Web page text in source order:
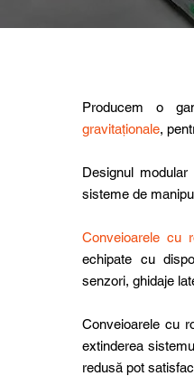
Producem o
gravitaționale,
Designul
sisteme de
Conveioarele cu
echipate cu
senzori, ghidaje
Conveioarele cu
extinderea
redusă pot